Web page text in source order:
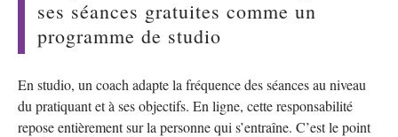
ses séances gratuites comme un
programme de studio
En studio, un coach adapte la fréquence des séances au niveau
du pratiquant et à ses objectifs. En ligne, cette responsabilité
repose entièrement sur la personne qui s’entraîne. C’est le point